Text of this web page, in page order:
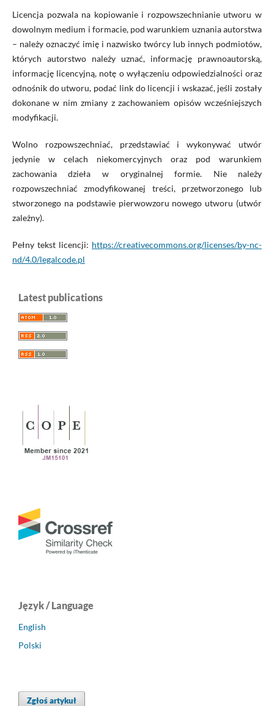
Licencja pozwala na kopiowanie i rozpowszechnianie utworu w
dowolnym medium i formacie, pod warunkiem uznania autorstwa
– należy oznaczyć imię i nazwisko twórcy lub innych podmiotów,
których autorstwo należy uznać, informację prawnoautorską,
informację licencyjną, notę o wyłączeniu odpowiedzialności oraz
odnośnik do utworu, podać link do licencji i wskazać, jeśli zostały
dokonane w nim zmiany z zachowaniem opisów wcześniejszych
modyfikacji.
Wolno rozpowszechniać, przedstawiać i wykonywać utwór
jedynie w celach niekomercyjnych oraz pod warunkiem
zachowania dzieła w oryginalnej formie. Nie należy
rozpowszechniać zmodyfikowanej treści, przetworzonego lub
stworzonego na podstawie pierwowzoru nowego utworu (utwór
zależny).
Pełny tekst licencji: https://creativecommons.org/licenses/by-nc-
nd/4.0/legalcode.pl
Latest publications
Język / Language
English
Polski
Zgłoś artykuł